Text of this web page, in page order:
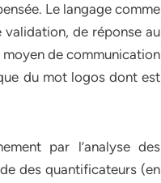
Le langage comme
validation, de réponse au
de communication
du mot logos dont est
par l’analyse des
des quantificateurs (en